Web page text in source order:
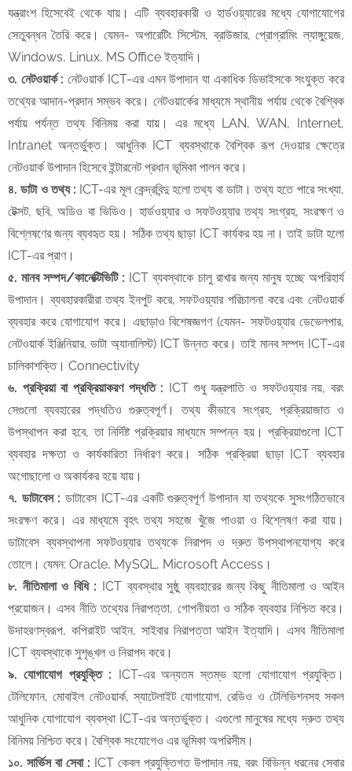
যন্ত্রাংশ হিসেবেই থেকে যায়। এটি ব্যবহারকারী ও হার্ডওয়্যারের মধ্যে যোগাযোগের
সেতুবন্ধন তৈরি করে। যেমন- অপারেটিং সিস্টেম, ব্রাউজার, প্রোগ্রামিং ল্যাঙ্গুয়েজ,
Windows, Linux, MS Office ইত্যাদি।
​৩. নেটওয়ার্ক :নেটওয়ার্ক ICT-এর এমন উপাদান যা একাধিক ডিভাইসকে সংযুক্ত করে
তথ্যের আদান-প্রদান সম্ভব করে। নেটওয়ার্কের মাধ্যমে স্থানীয় পর্যায় থেকে বৈশ্বিক
পর্যায় পর্যন্ত তথ্য বিনিময় করা যায়। এর মধ্যে LAN, WAN, Internet,
Intranet অন্তর্ভুক্ত। আধুনিক ICT ব্যবস্থাকে বৈশ্বিক রূপ দেওয়ার ক্ষেত্রে
নেটওয়ার্ক উপাদান হিসেবে ইন্টারনেট প্রধান ভূমিকা পালন করে।
​৪. ডাটা ও তথ্য : ICT-এর মূল কেন্দ্রবিন্দু হলো তথ্য বা ডাটা। তথ্য হতে পারে সংখ্যা,
টেক্সট, ছবি, অডিও বা ভিডিও। হার্ডওয়্যার ও সফটওয়্যার তথ্য সংগ্রহ, সংরক্ষণ ও
বিশ্লেষণের জন্য ব্যবহৃত হয়। সঠিক তথ্য ছাড়া ICT কার্যকর হয় না। তাই ডাটা হলো
ICT-এর প্রাণ।
​৫. মানব সম্পদ/কানেক্টিভিটি : ICT ব্যবস্থাকে চালু রাখার জন্য মানুষ হচ্ছে অপরিহার্য
উপাদান। ব্যবহারকারীরা তথ্য ইনপুট করে, সফটওয়্যার পরিচালনা করে এবং নেটওয়ার্ক
ব্যবহার করে যোগাযোগ করে। এছাড়াও বিশেষজ্ঞগণ (যেমন- সফটওয়্যার ডেভেলপার,
নেটওয়ার্ক ইঞ্জিনিয়ার, ডাটা অ্যানালিস্ট) ICT উন্নত করে। তাই মানব সম্পদ ICT-এর
চালিকাশক্তি। Connectivity
​৬. প্রক্রিয়া বা প্রক্রিয়াকরণ পদ্ধতি : ICT শুধু যন্ত্রপাতি ও সফটওয়্যার নয়, বরং
সেগুলো ব্যবহারের পদ্ধতিও গুরুত্বপূর্ণ। তথ্য কীভাবে সংগ্রহ, প্রক্রিয়াজাত ও
উপস্থাপন করা হবে, তা নির্দিষ্ট প্রক্রিয়ার মাধ্যমে সম্পন্ন হয়। প্রক্রিয়াগুলো ICT
ব্যবহার দক্ষতা ও কার্যকারিতা নির্ধারণ করে। সঠিক প্রক্রিয়া ছাড়া ICT ব্যবহার
অগোছালো ও অকার্যকর হয়ে যায়।
৭. ডাটাবেস :ডাটাবেস ICT-এর একটি গুরুত্বপূর্ণ উপাদান যা তথ্যকে সুসংগঠিতভাবে
সংরক্ষণ করে। এর মাধ্যমে বৃহৎ তথ্য সহজে খুঁজে পাওয়া ও বিশ্লেষণ করা যায়।
ডাটাবেস ব্যবস্থাপনা সফটওয়্যার তথ্যকে নিরাপদ ও দ্রুত উপস্থাপনযোগ্য করে
তোলে। যেমন: Oracle, MySQL, Microsoft Access।
​৮. নীতিমালা ও বিধি : ICT ব্যবস্থার সুষ্ঠু ব্যবহারের জন্য কিছু নীতিমালা ও আইন
প্রয়োজন। এসব নীতি তথ্যের নিরাপত্তা, গোপনীয়তা ও সঠিক ব্যবহার নিশ্চিত করে।
উদাহরণস্বরূপ, কপিরাইট আইন, সাইবার নিরাপত্তা আইন ইত্যাদি। এসব নীতিমালা
ICT ব্যবস্থাকে সুশৃঙ্খল ও নিরাপদ করে।
​৯. যোগাযোগ প্রযুক্তি : ICT-এর অন্যতম স্তম্ভ হলো যোগাযোগ প্রযুক্তি।
টেলিফোন, মোবাইল নেটওয়ার্ক, স্যাটেলাইট যোগাযোগ, রেডিও ও টেলিভিশনসহ সকল
আধুনিক যোগাযোগ ব্যবস্থা ICT-এর অন্তর্ভুক্ত। এগুলো মানুষের মধ্যে দ্রুত তথ্য
বিনিময় নিশ্চিত করে। বৈশ্বিক সংযোগেও এর ভূমিকা অপরিসীম।
​১০. সার্ভিস বা সেবা : ICT কেবল প্রযুক্তিগত উপাদান নয়, বরং বিভিন্ন ধরনের সেবার